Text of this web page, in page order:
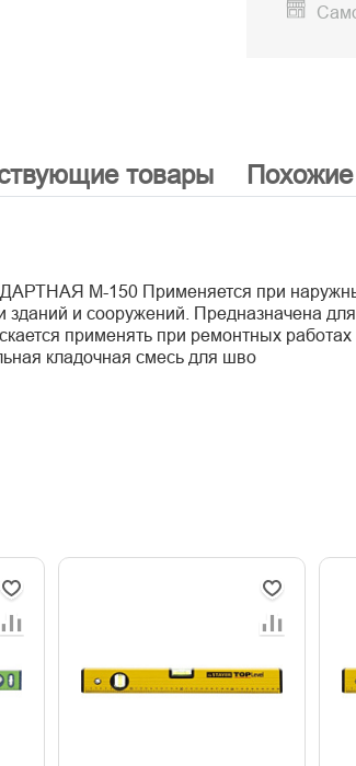
товары
М-150 Применяется при наружных
зданий и сооружений. Предназначена
применять при ремонтных
кладочная смесь для шво